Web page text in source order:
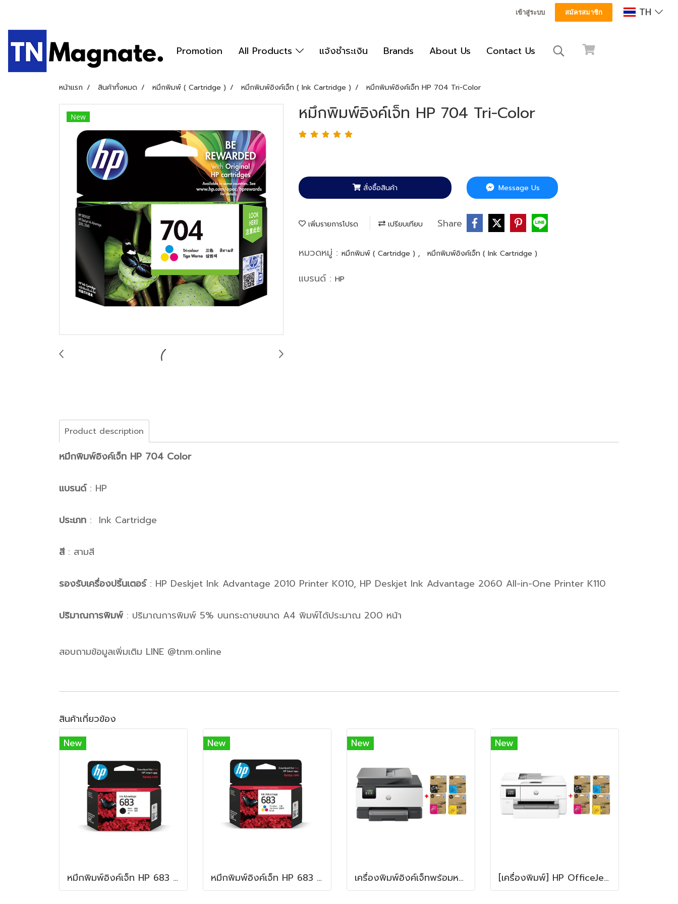
เข้าสู่ระบบ สมัครสมาชิก TH
Promotion All Products แจ้งชำระเงิน Brands About Us Contact Us
หน้าแรก สินค้าทั้งหมด หมึกพิมพ์ ( Cartridge ) หมึกพิมพ์อิงค์เจ็ท ( Ink Cartridge ) หมึกพิมพ์อิงค์เจ็ท HP 704 Tri-Color
New หมึกพิมพ์อิงค์เจ็ท HP 704 Tri-Color
สั่งซื้อสินค้า Message Us
เพิ่มรายการโปรด เปรียบเทียบ Share
หมวดหมู่ : หมึกพิมพ์ ( Cartridge ) , หมึกพิมพ์อิงค์เจ็ท ( Ink Cartridge )
แบรนด์ : HP
Product description
หมึกพิมพ์อิงค์เจ็ท HP 704 Color
แบรนด์: HP
ประเภท : Ink Cartridge
สี: สามสี
รองรับเครื่องปริ้นเตอร์: HP Deskjet Ink Advantage 2010 Printer K010, HP Deskjet Ink Advantage 2060 All-in-One Printer K110
ปริมาณการพิมพ์ : ปริมาณการพิมพ์ 5% บนกระดาษขนาด A4 พิมพ์ได้ประมาณ 200 หน้า
สอบถามข้อมูลเพิ่มเติม LINE @tnm.online
สินค้าเกี่ยวข้อง
New
หมึกพิมพ์อิงค์เจ็ท HP 683 Black
New
หมึกพิมพ์อิงค์เจ็ท HP 683 Color
New
เครื่องพิมพ์อิงค์เจ็ทพร้อมหมึก HP OfficeJet Pro 9120 + HP 938e BK/C/M/Y
New
[เครื่องพิมพ์] HP OfficeJet Pro 9720 Wide Format All-in-One + HP 938e BK/C/M/Y